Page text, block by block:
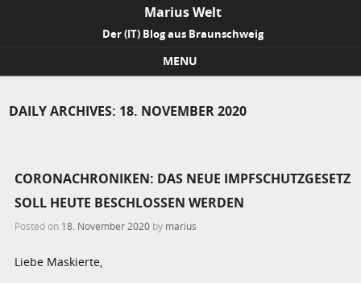
Marius Welt
Der (IT) Blog aus Braunschweig
MENU
DAILY ARCHIVES: 18. NOVEMBER 2020
CORONACHRONIKEN: DAS NEUE IMPFSCHUTZGESETZ
SOLL HEUTE BESCHLOSSEN WERDEN
Posted on 18. November 2020 by marius
Liebe Maskierte,